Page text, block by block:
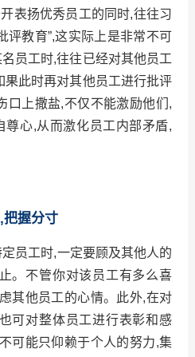
扬优秀员工的同时,往往习
评教育”,这实际上是非常不可
员工时,往往已经对其他员工
果此时再对其他员工进行批评
口上撒盐,不仅不能激励他们,
尊心,从而激化员工内部矛盾,
把握分寸
工时,一定要顾及其他人的
。不管你对该员工有多么喜
其他员工的心情。此外,在对
可对整体员工进行表彰和感
可能只仰赖于个人的努力,集